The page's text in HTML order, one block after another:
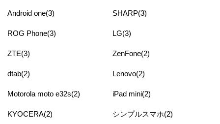
Android one(3) SHARP(3)
ROG Phone(3) LG(3)
ZTE(3) ZenFone(2)
dtab(2) Lenovo(2)
Motorola moto e32s(2) iPad mini(2)
KYOCERA(2) シンプルスマホ(2)